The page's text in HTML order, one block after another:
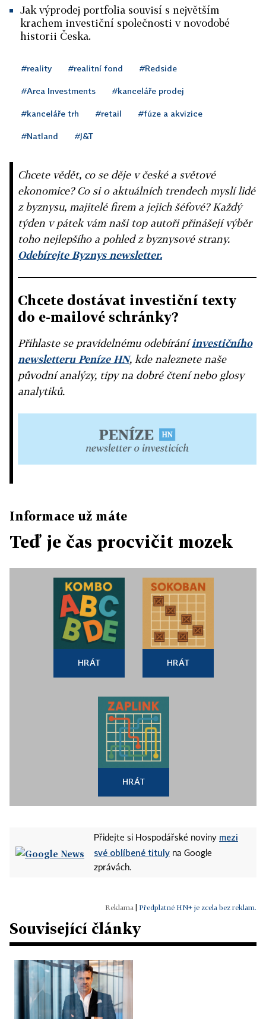
Jak výprodej portfolia souvisí s největším
krachem investiční společnosti v novodobé
historii Česka.
#reality #realitní fond #Redside
#Arca Investments #kanceláře prodej
#kanceláře trh #retail #fúze a akvizice
#Natland #J&T
Chcete vědět, co se děje v české a světové
ekonomice? Co si o aktuálních trendech myslí lidé
z byznysu, majitelé firem a jejich šéfové? Každý
týden v pátek vám naši top autoři přinášejí výběr
toho nejlepšího a pohled z byznysové strany.
Odebírejte Byznys newsletter.
Chcete dostávat investiční texty
do e-mailové schránky?
Přihlaste se pravidelnému odebíráníinvestičního
newsletteru Peníze HN, kde naleznete naše
původní analýzy, tipy na dobré čtení nebo glosy
analytiků.
Informace už máte
Teď je čas procvičit mozek
HRÁT HRÁT
HRÁT
Přidejte si Hospodářské noviny mezi
své oblíbené tituly na Google
zprávách.
Předplatné HN+ je zcela bez reklam.
Související články